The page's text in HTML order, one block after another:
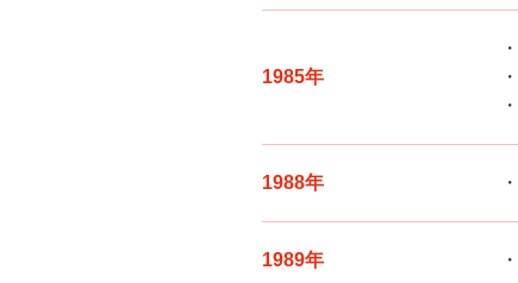
1985年
1988年
1989年